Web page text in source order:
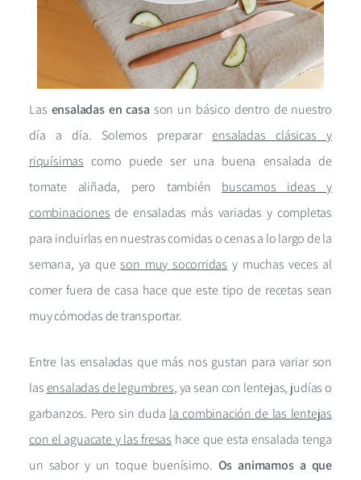
Las ensaladas en casa son un básico dentro de nuestro
día a día. Solemos prepararensaladas clásicas y
riquísimas como puede ser una buena ensalada de
tomate aliñada, pero también buscamos ideas y
combinaciones de ensaladas más variadas y completas
para incluirlas en nuestras comidas o cenas a lo largo de la
semana, ya que son muy socorridas y muchas veces al
comer fuera de casa hace que este tipo de recetas sean
muy cómodas de transportar.
Entre las ensaladas que más nos gustan para variar son
lasensaladas de legumbres, ya sean con lentejas, judías o
garbanzos. Pero sin duda la combinación de las lentejas
con el aguacate y las fresas hace que esta ensalada tenga
un sabor y un toque buenísimo. Os animamos a que